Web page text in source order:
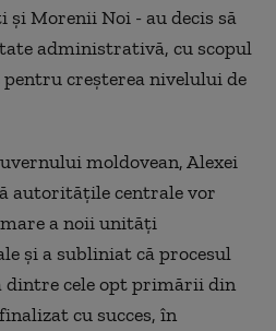
şi Morenii Noi - au decis să
administrativă, cu scopul
creşterea nivelului de
moldovean, Alexei
autorităţile centrale vor
a noii unităţi
şi a subliniat că procesul
dintre cele opt primării din
cu succes, în